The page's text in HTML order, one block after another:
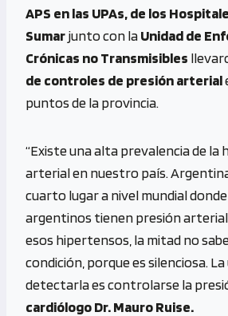
APS en las UPAs, de los
Sumarjunto con laUnidad de
Crónicas no Transmisibles
de controles de presión arterial
puntos de la provincia.
“Existe una alta prevalencia de la
arterial en nuestro país.
cuarto lugar a nivel mundial donde
argentinos tienen presión arterial
esos hipertensos, la mitad no
condición, porque es silenciosa.
detectarla es controlarse la
cardiólogo Dr. Mauro Ruise.